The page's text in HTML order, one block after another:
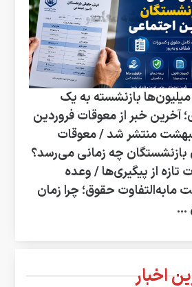
بازنشسته به یک
آخرین خبر از معوقات فروردین
منتشر شد / معوقات
چه زمانی می‌رسد؟
تازه از پیگیری‌ها / وعده
مابه‌التفاوت حقوق؛ چرا زمان
...
اخبار